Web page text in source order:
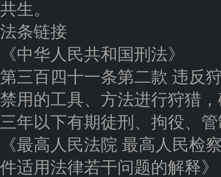
共生。
法条链接
《中华人民共和国刑法》
第三百四十一条第二款 违反
禁用的工具、方法进行狩猎
三年以下有期徒刑、拘役、
《最高人民法院 最高人民检
件适用法律若干问题的解释》